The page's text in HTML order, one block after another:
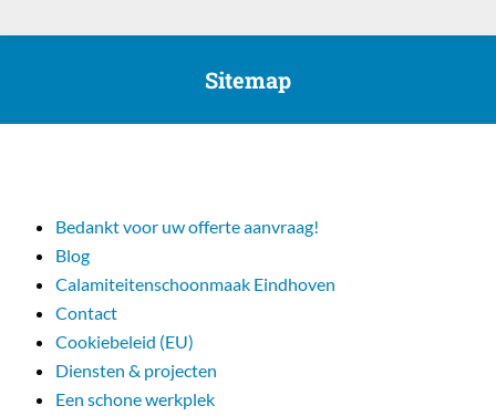
Sitemap
Bedankt voor uw offerte aanvraag!
Blog
Calamiteitenschoonmaak Eindhoven
Contact
Cookiebeleid (EU)
Diensten & projecten
Een schone werkplek